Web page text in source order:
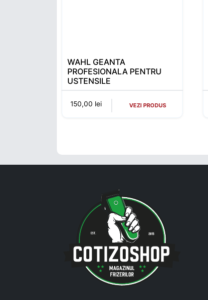
WAHL GEANTA
PROFESIONALA PENTRU
USTENSILE
150,00 lei VEZI PRODUS